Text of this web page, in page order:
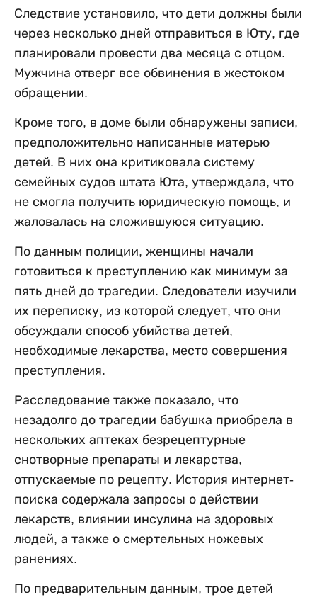
Следствие установило, что дети должны были
через несколько дней отправиться в Юту, где
планировали провести два месяца с отцом.
Мужчина отверг все обвинения в жестоком
обращении.
Кроме того, в доме были обнаружены записи,
предположительно написанные матерью
детей. В них она критиковала систему
семейных судов штата Юта, утверждала, что
не смогла получить юридическую помощь, и
жаловалась на сложившуюся ситуацию.
По данным полиции, женщины начали
готовиться к преступлению как минимум за
пять дней до трагедии. Следователи изучили
их переписку, из которой следует, что они
обсуждали способ убийства детей,
необходимые лекарства, место совершения
преступления.
Расследование также показало, что
незадолго до трагедии бабушка приобрела в
нескольких аптеках безрецептурные
снотворные препараты и лекарства,
отпускаемые по рецепту. История интернет-
поиска содержала запросы о действии
лекарств, влиянии инсулина на здоровых
людей, а также о смертельных ножевых
ранениях.
По предварительным данным, трое детей